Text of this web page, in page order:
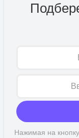
Нажимая на